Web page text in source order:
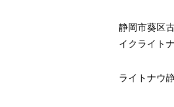
静岡市葵区
イクライト
ライトナウ